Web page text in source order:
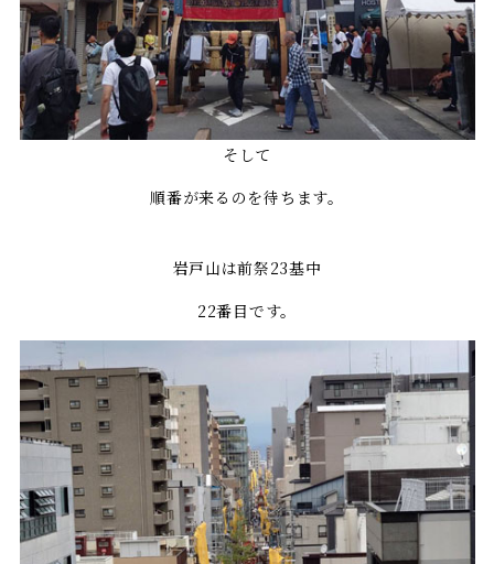
そして
順番が来るのを待ちます。
岩戸山は前祭23基中
22番目です。